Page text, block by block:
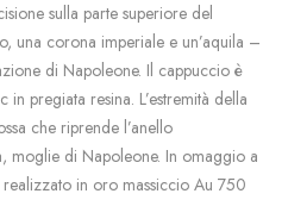
sulla parte superiore del
una corona imperiale e un’aquila –
di Napoleone. Il cappuccio è
pregiata resina. L’estremità della
che riprende l’anello
moglie di Napoleone. In omaggio a
in oro massiccio Au 750